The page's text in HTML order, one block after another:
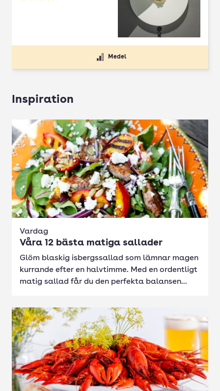
Betyg: 4.5 av 5
Medel
Inspiration
Vardag
Våra 12 bästa matiga sallader
Glöm blaskig isbergssallad som lämnar magen
kurrande efter en halvtimme. Med en ordentligt
matig sallad får du den perfekta balansen...